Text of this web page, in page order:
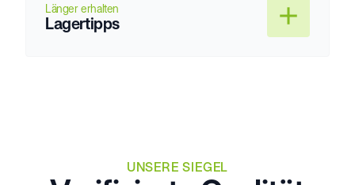
Länger erhalten
Lagertipps
UNSERE SIEGEL